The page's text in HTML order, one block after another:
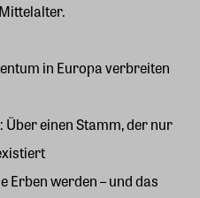
in Europa verbreiten
Über einen Stamm, der nur
Erben werden – und das